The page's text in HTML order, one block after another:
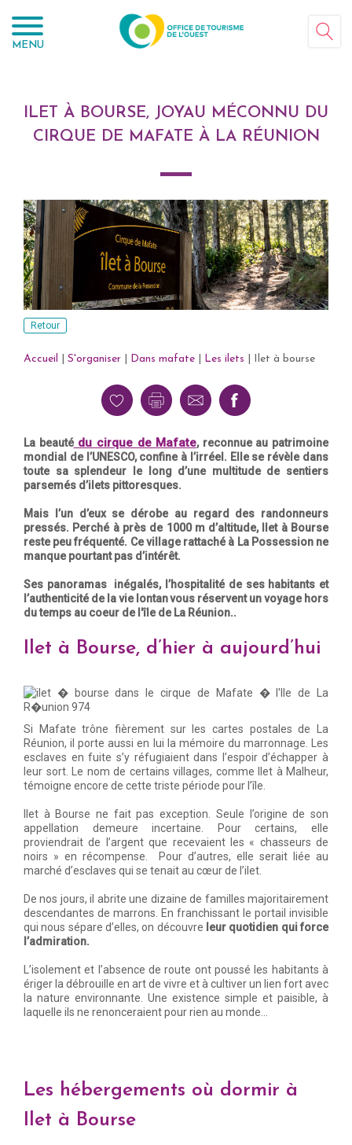
MENU
ILET À BOURSE, JOYAU MÉCONNU DU
CIRQUE DE MAFATE À LA RÉUNION
Retour
Accueil S'organiser Dans mafate Les ilets Ilet à bourse
La beautédu cirque de Mafate, reconnue au patrimoine
mondial de l’UNESCO, confine à l’irréel. Elle se révèle dans
toute sa splendeur le long d’une multitude de sentiers
parsemés d’ilets pittoresques.
Mais l’un d’eux se dérobe au regard des randonneurs
pressés. Perché à près de 1000 m d’altitude, Ilet à Bourse
reste peu fréquenté. Ce village rattaché à La Possession ne
manque pourtant pas d’intérêt.
Ses panoramas inégalés, l’hospitalité de ses habitants et
l’authenticité de la vie lontan vous réservent un voyage hors
du temps au coeur de l'île de La Réunion..
Ilet à Bourse, d’hier à aujourd’hui
Si Mafate trône fièrement sur les cartes postales de La
Réunion, il porte aussi en lui la mémoire du marronnage. Les
esclaves en fuite s’y réfugiaient dans l’espoir d’échapper à
leur sort. Le nom de certains villages, comme Ilet à Malheur,
témoigne encore de cette triste période pour l’île.
Ilet à Bourse ne fait pas exception. Seule l’origine de son
appellation demeure incertaine. Pour certains, elle
proviendrait de l’argent que recevaient les « chasseurs de
noirs » en récompense. Pour d’autres, elle serait liée au
marché d’esclaves qui se tenait au cœur de l’ilet.
De nos jours, il abrite une dizaine de familles majoritairement
descendantes de marrons. En franchissant le portail invisible
qui nous sépare d’elles, on découvre leur quotidien qui force
l’admiration.
L’isolement et l’absence de route ont poussé les habitants à
ériger la débrouille en art de vivre et à cultiver un lien fort avec
la nature environnante. Une existence simple et paisible, à
laquelle ils ne renonceraient pour rien au monde…
Les hébergements où dormir à
Ilet à Bourse